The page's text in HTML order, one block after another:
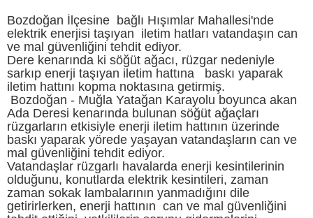
Bozdoğan İlçesine bağlı Hışımlar Mahallesi'nde
elektrik enerjisi taşıyan iletim hatları vatandaşın can
ve mal güvenliğini tehdit ediyor.
Dere kenarında ki söğüt ağacı, rüzgar nedeniyle
sarkıp enerji taşıyan iletim hattına baskı yaparak
iletim hattını kopma noktasına getirmiş.
Bozdoğan - Muğla Yatağan Karayolu boyunca akan
Ada Deresi kenarında bulunan söğüt ağaçları
rüzgarların etkisiyle enerji iletim hattının üzerinde
baskı yaparak yörede yaşayan vatandaşların can ve
mal güvenliğini tehdit ediyor.
Vatandaşlar rüzgarlı havalarda enerji kesintilerinin
olduğunu, konutlarda elektrik kesintileri, zaman
zaman sokak lambalarının yanmadığını dile
getirirlerken, enerji hattının can ve mal güvenliğini